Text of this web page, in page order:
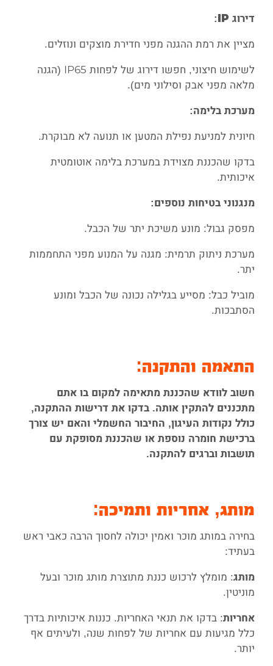
דירוג IP:
מציין את רמת ההגנה מפני חדירת מוצקים ונוזלים.
לשימוש חיצוני, חפשו דירוג של לפחות IP65 (הגנה
מלאה מפני אבק וסילוני מים).
מערכת בלימה:
חיונית למניעת נפילת המטען או תנועה לא מבוקרת.
בדקו שהכננת מצוידת במערכת בלימה אוטומטית
איכותית.
מנגנוני בטיחות נוספים:
מפסק גבול: מונע משיכת יתר של הכבל.
מערכת ניתוק תרמית: מגנה על המנוע מפני התחממות
יתר.
מוביל כבל: מסייע בגלילה נכונה של הכבל ומונע
הסתבכות.
התאמה והתקנה:
חשוב לוודא שהכננת מתאימה למקום בו אתם
מתכננים להתקין אותה. בדקו את דרישות ההתקנה,
כולל נקודות העיגון, החיבור החשמלי והאם יש צורך
ברכישת חומרה נוספת או שהכננת מסופקת עם
תושבות וברגים להתקנה.
מותג, אחריות ותמיכה:
בחירה במותג מוכר ואמין יכולה לחסוך הרבה כאבי ראש
בעתיד:
מותג: מומלץ לרכוש כננת מתוצרת מותג מוכר ובעל
מוניטין.
אחריות: בדקו את תנאי האחריות. כננות איכותיות בדרך
כלל מגיעות עם אחריות של לפחות שנה, ולעיתים אף
יותר.